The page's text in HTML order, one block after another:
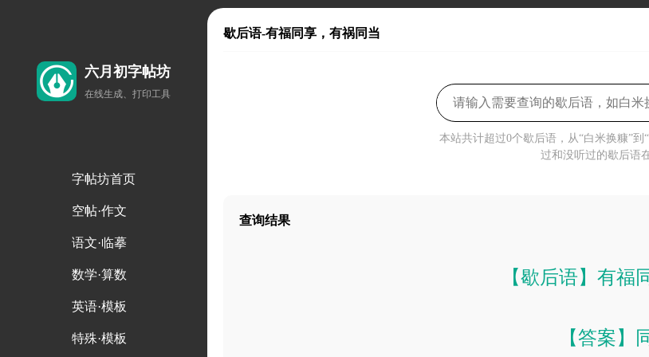
六月初字帖坊
在线生成、打印工具
字帖坊首页
空帖·作文
语文·临摹
数学·算数
英语·模板
特殊·模板
歇后语-有福同享，有祸同当
本站共计超过0个歇后语，从“白米换糠”
过和没听过的歇后语
查询结果
【歇后语】有福
【答案】